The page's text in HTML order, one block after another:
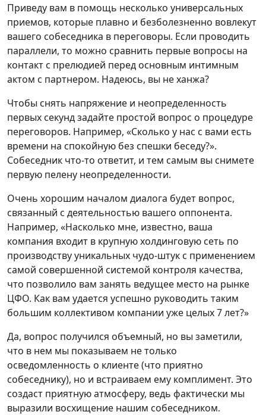
Приведу вам в помощь несколько универсальных
приемов, которые плавно и безболезненно вовлекут
вашего собеседника в переговоры. Если проводить
параллели, то можно сравнить первые вопросы на
контакт с прелюдией перед основным интимным
актом с партнером. Надеюсь, вы не ханжа?
Чтобы снять напряжение и неопределенность
первых секунд задайте простой вопрос о процедуре
переговоров. Например, «Сколько у нас с вами есть
времени на спокойную без спешки беседу?».
Собеседник что-то ответит, и тем самым вы снимете
первую пелену неопределенности.
Очень хорошим началом диалога будет вопрос,
связанный с деятельностью вашего оппонента.
Например, «Насколько мне, известно, ваша
компания входит в крупную холдинговую сеть по
производству уникальных чудо-штук с применением
самой совершенной системой контроля качества,
что позволило вам занять ведущее место на рынке
ЦФО. Как вам удается успешно руководить таким
большим коллективом компании уже целых 7 лет?»
Да, вопрос получился объемный, но вы заметили,
что в нем мы показываем не только
осведомленность о клиенте (что приятно
собеседнику), но и встраиваем ему комплимент. Это
создаст приятную атмосферу, ведь фактически мы
выразили восхищение нашим собеседником.